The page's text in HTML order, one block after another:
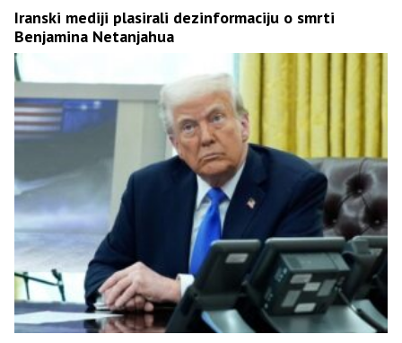
Iranski mediji plasirali dezinformaciju o smrti
Benjamina Netanjahua